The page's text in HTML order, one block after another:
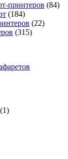
принтеров (84)
(184)
(22)
(315)
(1)